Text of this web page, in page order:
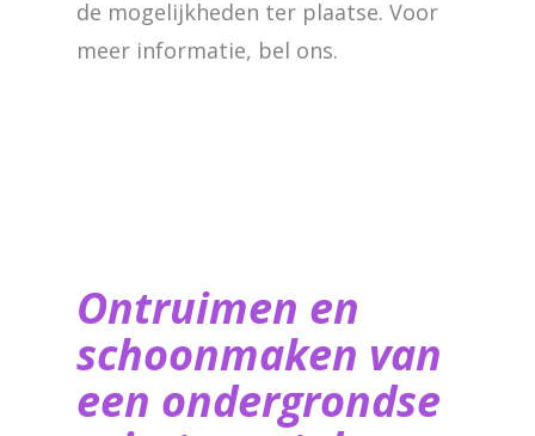
de mogelijkheden ter plaatse. Voor
meer informatie, bel ons.
Ontruimen en
schoonmaken van
een ondergrondse